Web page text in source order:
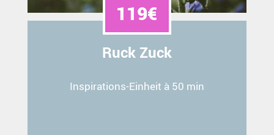
119€
Ruck Zuck
Inspirations-Einheit à 50 min